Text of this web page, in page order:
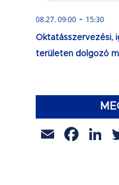
08.27. 09:00 - 15:30
Oktatásszervezési,
területen dolgozó
Email